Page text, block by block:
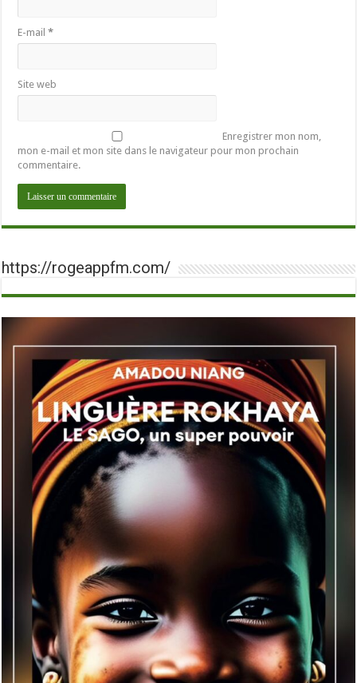
E-mail*
Site web
Enregistrer mon nom,
mon e-mail et mon site dans le navigateur pour mon prochain
commentaire.
https://rogeappfm.com/